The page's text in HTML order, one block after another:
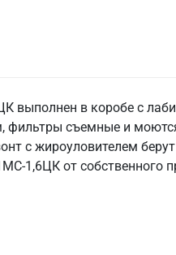
выполнен в коробе с
фильтры съемные и
с жироуловителем
1,6ЦК от собственного